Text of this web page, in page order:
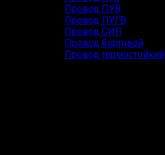
Провод ПУВ
Провод ПУГВ
Провод СИП
Провод бортовой
Провод термостойкий